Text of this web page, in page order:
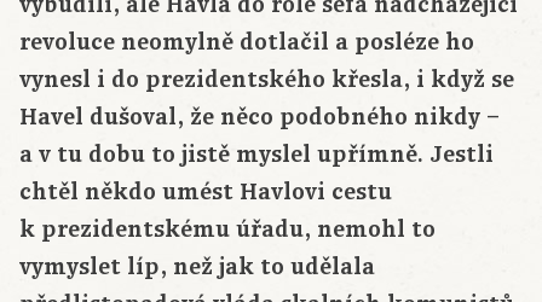
revoluce neomylně dotlačil a posléze ho
vynesl i do prezidentského křesla, i když se
Havel dušoval, že něco podobného nikdy –
a v tu dobu to jistě myslel upřímně. Jestli
chtěl někdo umést Havlovi cestu
k prezidentskému úřadu, nemohl to
vymyslet líp, než jak to udělala